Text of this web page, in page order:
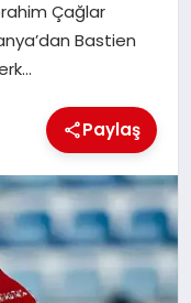
Çağlar
Bastien
Paylaş